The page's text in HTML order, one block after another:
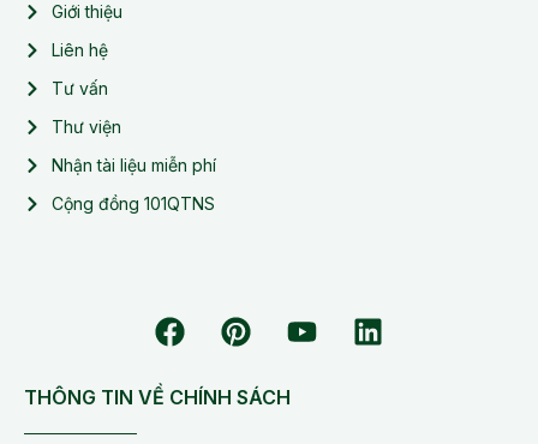
Giới thiệu
Liên hệ
Tư vấn
Thư viện
Nhận tài liệu miễn phí
Cộng đồng 101QTNS
THÔNG TIN VỀ CHÍNH SÁCH